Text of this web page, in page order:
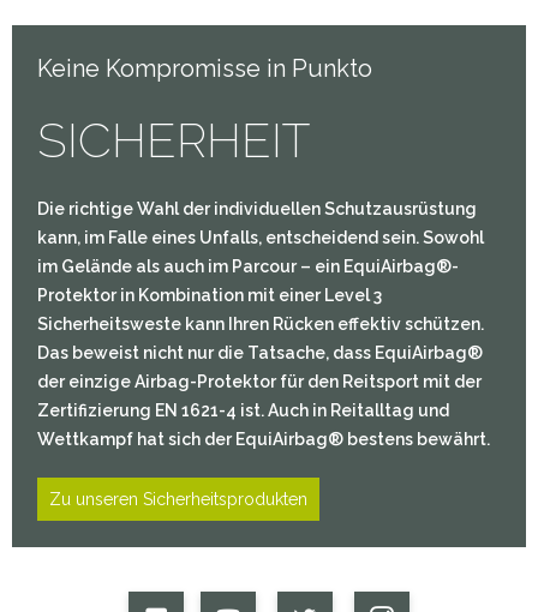
Keine Kompromisse in Punkto
SICHERHEIT
Die richtige Wahl der individuellen Schutzausrüstung
kann, im Falle eines Unfalls, entscheidend sein. Sowohl
im Gelände als auch im Parcour – ein EquiAirbag®-
Protektor in Kombination mit einer Level 3
Sicherheitsweste kann Ihren Rücken effektiv schützen.
Das beweist nicht nur die Tatsache, dass EquiAirbag®
der einzige Airbag-Protektor für den Reitsport mit der
Zertifizierung EN 1621-4 ist. Auch in Reitalltag und
Wettkampf hat sich der EquiAirbag® bestens bewährt.
Zu unseren Sicherheitsprodukten